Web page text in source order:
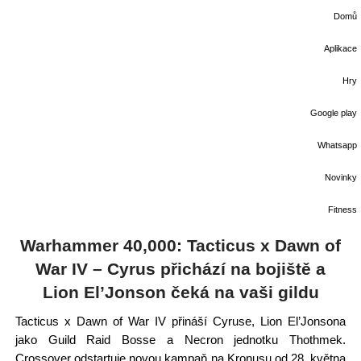
Domů
Aplikace
Hry
Google play
Whatsapp
Novinky
Fitness
Warhammer 40,000: Tacticus x Dawn of
War IV – Cyrus přichází na bojiště a
Lion El’Jonson čeká na vaši gildu
Tacticus x Dawn of War IV přináší Cyruse, Lion El’Jonsona
jako Guild Raid Bosse a Necron jednotku Thothmek.
Crossover odstartuje novou kampaň na Kronusu od 28. května